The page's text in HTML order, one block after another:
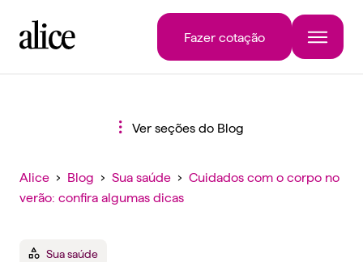
Fazer cotação
Ver seções do Blog
Alice › Blog › Sua saúde › Cuidados com o corpo no
verão: confira algumas dicas
Sua saúde